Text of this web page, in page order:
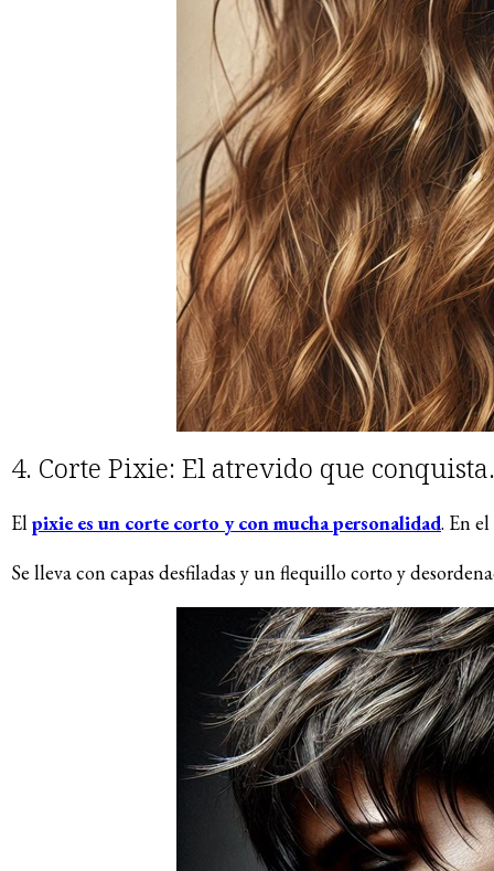
4. Corte Pixie: El atrevido que conquista.
Elpixie es un corte corto y con mucha personalidad. En
Se lleva con capas desfiladas y un flequillo corto y